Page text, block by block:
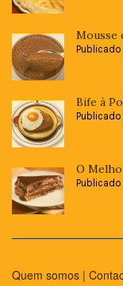
Mousse
Bife à
O
Quem somos |